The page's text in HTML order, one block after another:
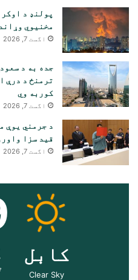
پولنډ د
مخنیوي
اگست 7, 2026
جده به د
ترمنځ د درې
کوربه وي
اگست 7, 2026
د جرمني یوې
قید سزا
اگست 7, 2026
کابل
Clear Sky